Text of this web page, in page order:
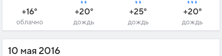
+16°
облачно
+20°
дождь
+25°
дождь
+20°
дождь
10 мая 2016